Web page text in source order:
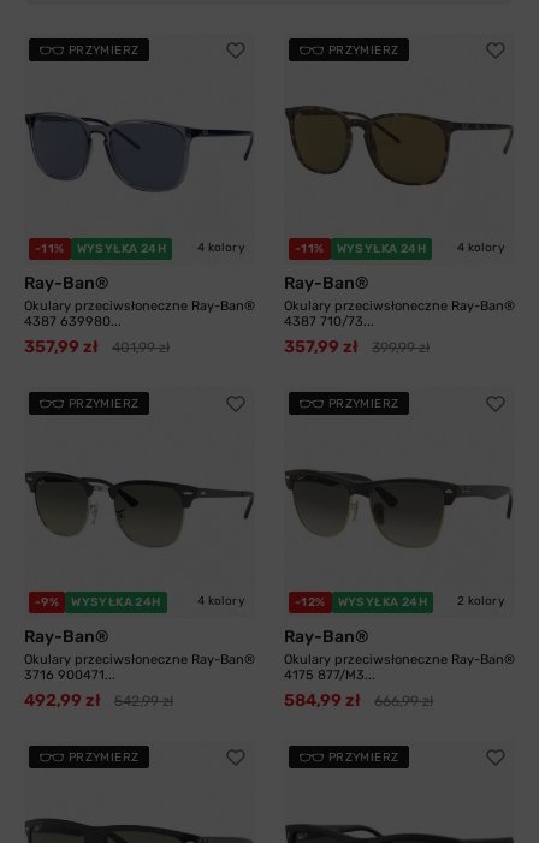
PRZYMIERZ
-11% WYSYŁKA 24H 4 kolory
Ray-Ban®
Okulary przeciwsłoneczne Ray-Ban®
4387 639980...
357,99 zł 401,99 zł
PRZYMIERZ
-11% WYSYŁKA 24H 4 kolory
Ray-Ban®
Okulary przeciwsłoneczne Ray-Ban®
4387 710/73...
357,99 zł 399,99 zł
PRZYMIERZ
-9% WYSYŁKA 24H 4 kolory
Ray-Ban®
Okulary przeciwsłoneczne Ray-Ban®
3716 900471...
492,99 zł 542,99 zł
PRZYMIERZ
-12% WYSYŁKA 24H 2 kolory
Ray-Ban®
Okulary przeciwsłoneczne Ray-Ban®
4175 877/M3...
584,99 zł 666,99 zł
PRZYMIERZ PRZYMIERZ